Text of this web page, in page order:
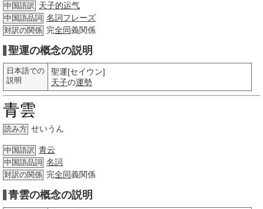
中国語訳 天子的运气
中国語品詞 名詞フレーズ
対訳の関係 完全同義関係
聖運の概念の説明
日本語での
説明
聖運[セイウン]
天子の運勢
青雲
読み方 せいうん
中国語訳 青云
中国語品詞 名詞
対訳の関係 完全同義関係
青雲の概念の説明